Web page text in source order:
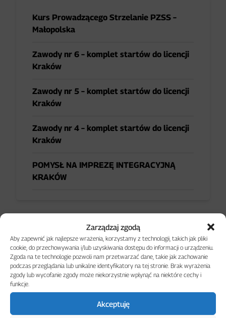
Zarządzaj zgodą
Aby zapewnić jak najlepsze wrażenia, korzystamy z technologii, takich jak pliki
cookie, do przechowywania i/lub uzyskiwania dostępu do informacji o urządzeniu.
Zgoda na te technologie pozwoli nam przetwarzać dane, takie jak zachowanie
podczas przeglądania lub unikalne identyfikatory na tej stronie. Brak wyrażenia
zgody lub wycofanie zgody może niekorzystnie wpłynąć na niektóre cechy i
funkcje.
Akceptuję
Kurs Prowadzącego Strzelanie PZSS –
Małopolska
Zawody nr 6 – komplet startów do licencji
Kraków
Zawody nr 5 – komplet startów do licencji
Kraków
Zawody nr 4 – komplet startów do licencji
Kraków
POMYSŁ NA IMPREZĘ INTEGRACYJNĄ
KRAKÓW